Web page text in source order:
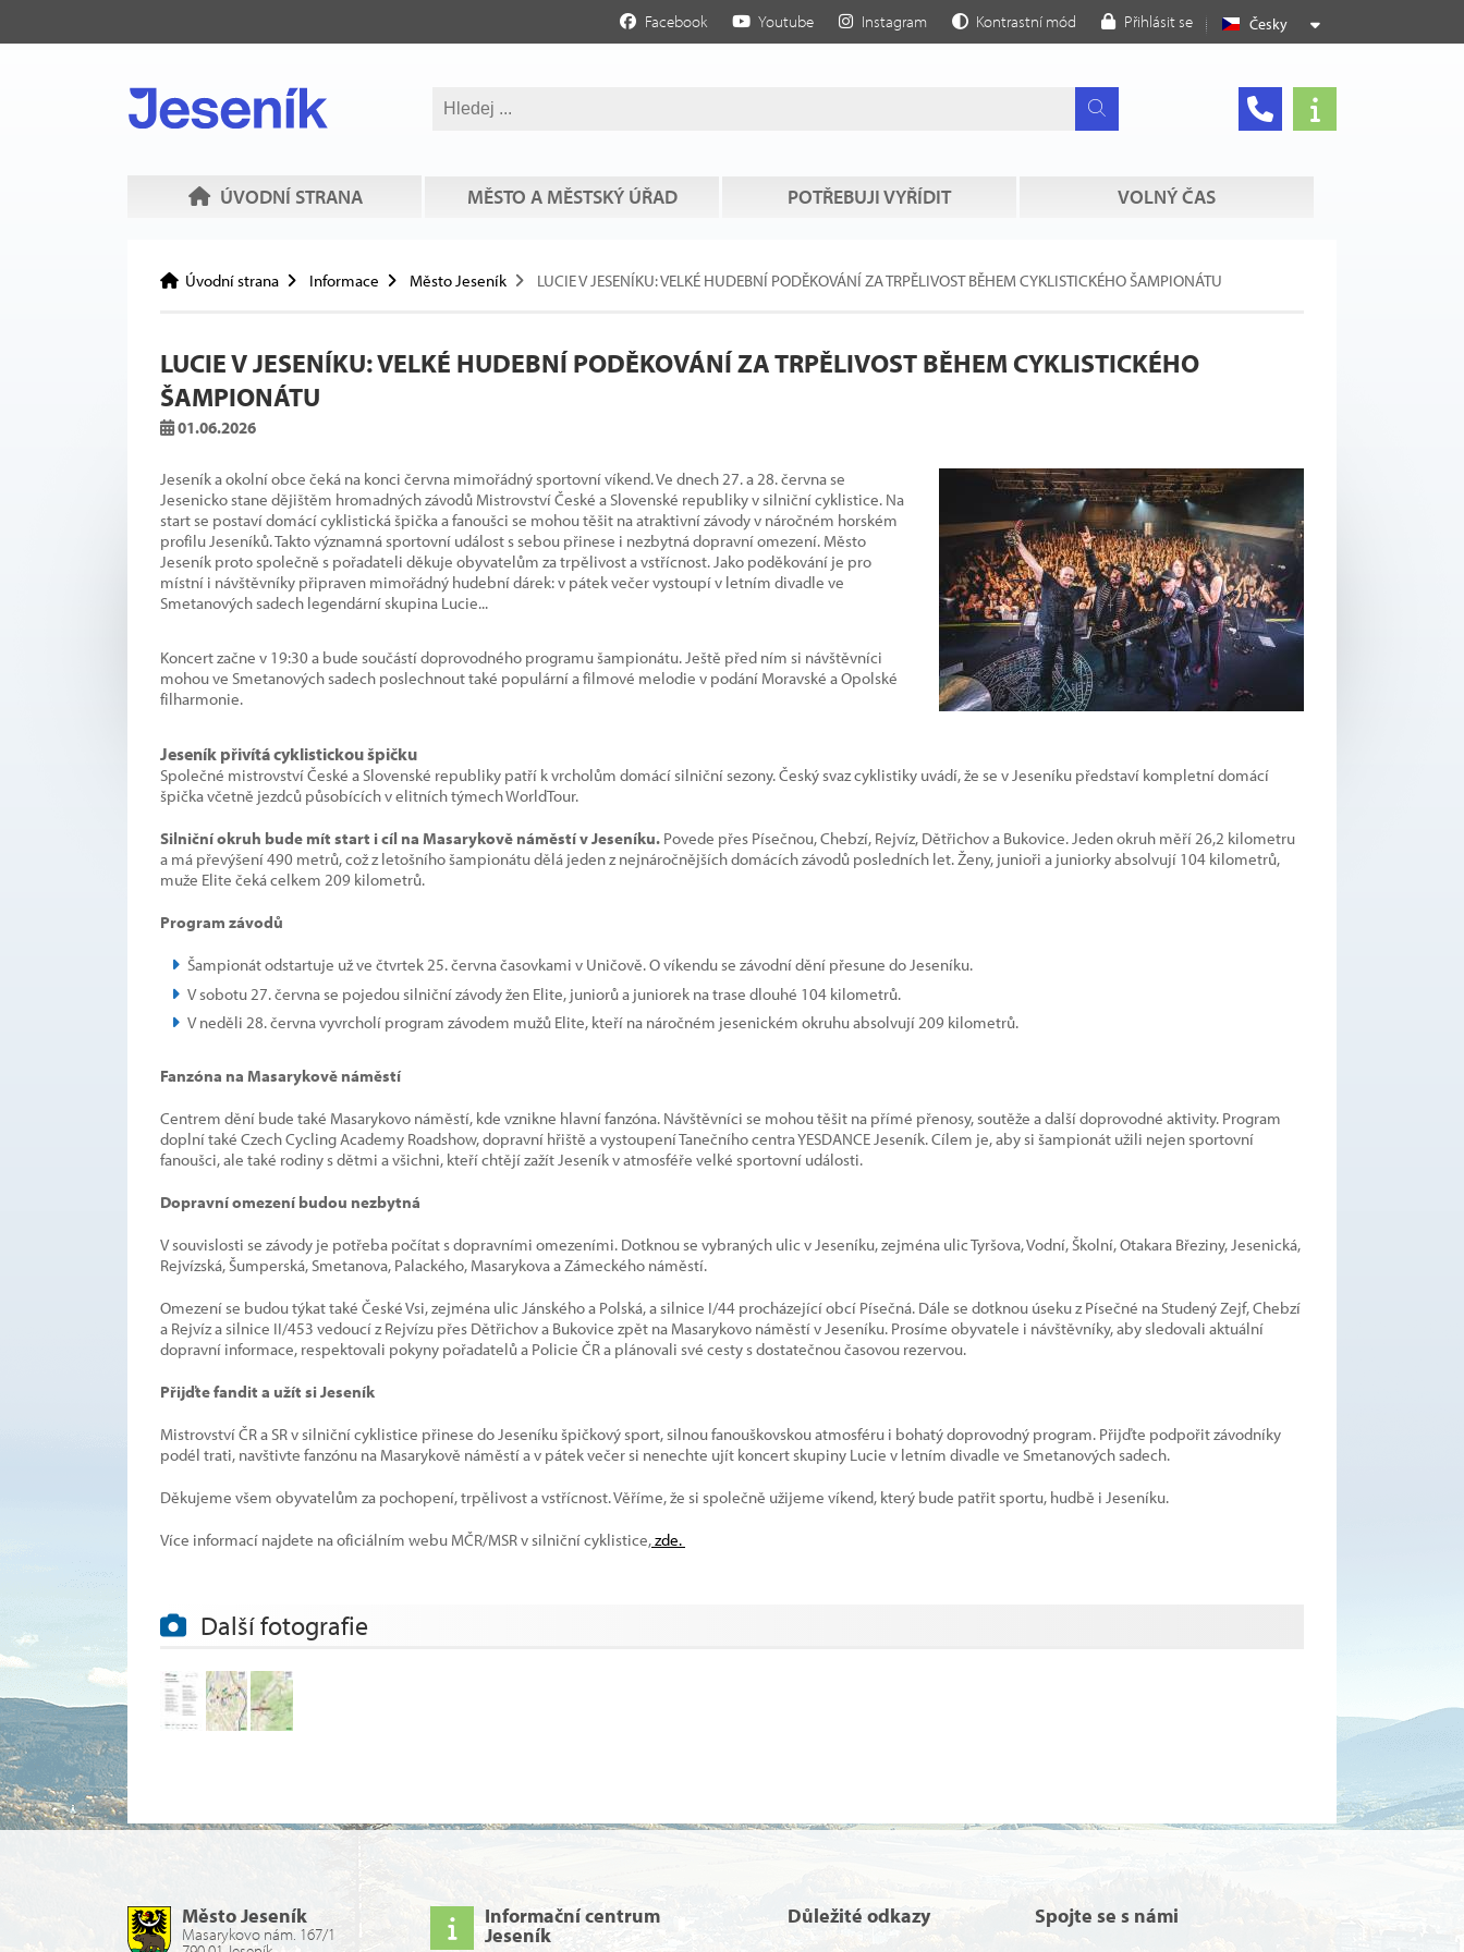
Česky
Facebook Youtube Instagram Kontrastní mód Přihlásit se
ÚVODNÍ STRANA MĚSTO A MĚSTSKÝ ÚŘAD POTŘEBUJI VYŘÍDIT VOLNÝ ČAS
Úvodní strana Informace Město Jeseník LUCIE V JESENÍKU: VELKÉ HUDEBNÍ PODĚKOVÁNÍ ZA TRPĚLIVOST BĚHEM CYKLISTICKÉHO ŠAMPIONÁTU
LUCIE V JESENÍKU: VELKÉ HUDEBNÍ PODĚKOVÁNÍ ZA TRPĚLIVOST BĚHEM CYKLISTICKÉHO
ŠAMPIONÁTU
01.06.2026
Jeseník a okolní obce čeká na konci června mimořádný sportovní víkend. Ve dnech 27. a 28. června se
Jesenicko stane dějištěm hromadných závodů Mistrovství České a Slovenské republiky v silniční cyklistice. Na
start se postaví domácí cyklistická špička a fanoušci se mohou těšit na atraktivní závody v náročném horském
profilu Jeseníků. Takto významná sportovní událost s sebou přinese i nezbytná dopravní omezení. Město
Jeseník proto společně s pořadateli děkuje obyvatelům za trpělivost a vstřícnost. Jako poděkování je pro
místní i návštěvníky připraven mimořádný hudební dárek: v pátek večer vystoupí v letním divadle ve
Smetanových sadech legendární skupina Lucie...
Koncert začne v 19:30 a bude součástí doprovodného programu šampionátu. Ještě před ním si návštěvníci
mohou ve Smetanových sadech poslechnout také populární a filmové melodie v podání Moravské a Opolské
filharmonie.
Jeseník přivítá cyklistickou špičku
Společné mistrovství České a Slovenské republiky patří k vrcholům domácí silniční sezony. Český svaz cyklistiky uvádí, že se v Jeseníku představí kompletní domácí
špička včetně jezdců působících v elitních týmech WorldTour.
Silniční okruh bude mít start i cíl na Masarykově náměstí v Jeseníku. Povede přes Písečnou, Chebzí, Rejvíz, Dětřichov a Bukovice. Jeden okruh měří 26,2 kilometru
a má převýšení 490 metrů, což z letošního šampionátu dělá jeden z nejnáročnějších domácích závodů posledních let. Ženy, junioři a juniorky absolvují 104 kilometrů,
muže Elite čeká celkem 209 kilometrů.
Program závodů
Šampionát odstartuje už ve čtvrtek 25. června časovkami v Uničově. O víkendu se závodní dění přesune do Jeseníku.
V sobotu 27. června se pojedou silniční závody žen Elite, juniorů a juniorek na trase dlouhé 104 kilometrů.
V neděli 28. června vyvrcholí program závodem mužů Elite, kteří na náročném jesenickém okruhu absolvují 209 kilometrů.
Fanzóna na Masarykově náměstí
Centrem dění bude také Masarykovo náměstí, kde vznikne hlavní fanzóna. Návštěvníci se mohou těšit na přímé přenosy, soutěže a další doprovodné aktivity. Program
doplní také Czech Cycling Academy Roadshow, dopravní hřiště a vystoupení Tanečního centra YESDANCE Jeseník. Cílem je, aby si šampionát užili nejen sportovní
fanoušci, ale také rodiny s dětmi a všichni, kteří chtějí zažít Jeseník v atmosféře velké sportovní události.
Dopravní omezení budou nezbytná
V souvislosti se závody je potřeba počítat s dopravními omezeními. Dotknou se vybraných ulic v Jeseníku, zejména ulic Tyršova, Vodní, Školní, Otakara Březiny, Jesenická,
Rejvízská, Šumperská, Smetanova, Palackého, Masarykova a Zámeckého náměstí.
Omezení se budou týkat také České Vsi, zejména ulic Jánského a Polská, a silnice I/44 procházející obcí Písečná. Dále se dotknou úseku z Písečné na Studený Zejf, Chebzí
a Rejvíz a silnice II/453 vedoucí z Rejvízu přes Dětřichov a Bukovice zpět na Masarykovo náměstí v Jeseníku. Prosíme obyvatele i návštěvníky, aby sledovali aktuální
dopravní informace, respektovali pokyny pořadatelů a Policie ČR a plánovali své cesty s dostatečnou časovou rezervou.
Přijďte fandit a užít si Jeseník
Mistrovství ČR a SR v silniční cyklistice přinese do Jeseníku špičkový sport, silnou fanouškovskou atmosféru i bohatý doprovodný program. Přijďte podpořit závodníky
podél trati, navštivte fanzónu na Masarykově náměstí a v pátek večer si nenechte ujít koncert skupiny Lucie v letním divadle ve Smetanových sadech.
Děkujeme všem obyvatelům za pochopení, trpělivost a vstřícnost. Věříme, že si společně užijeme víkend, který bude patřit sportu, hudbě i Jeseníku.
Více informací najdete na oficiálním webu MČR/MSR v silniční cyklistice,zde.
Další fotografie
Město Jeseník
Masarykovo nám. 167/1
Informační centrum
Jeseník
Důležité odkazy Spojte se s námi